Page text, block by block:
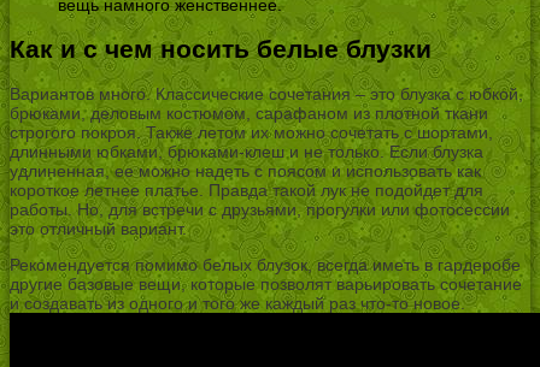
вещь намного женственнее.
Как и с чем носить белые блузки
Вариантов много. Классические сочетания – это блузка с юбкой,
брюками, деловым костюмом, сарафаном из плотной ткани
строгого покроя. Также летом их можно сочетать с шортами,
длинными юбками, брюками-клеш и не только. Если блузка
удлиненная, ее можно надеть с поясом и использовать как
короткое летнее платье. Правда такой лук не подойдет для
работы. Но, для встречи с друзьями, прогулки или фотосессии
это отличный вариант.
Рекомендуется помимо белых блузок, всегда иметь в гардеробе
другие базовые вещи, которые позволят варьировать сочетание
и создавать из одного и того же каждый раз что-то новое.